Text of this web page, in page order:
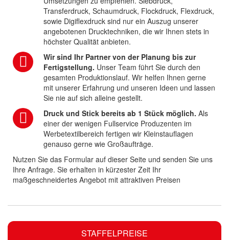
STAFFELPREISE
Transferdruck, Schaumdruck, Flockdruck, Flexdruck,
sowie Digiflexdruck sind nur ein Auszug unserer
angebotenen Drucktechniken, die wir Ihnen stets in
höchster Qualität anbieten.
Wir sind Ihr Partner von der Planung bis zur
Fertigstellung. Unser Team führt Sie durch den
gesamten Produktionslauf. Wir helfen Ihnen gerne
mit unserer Erfahrung und unseren Ideen und lassen
Sie nie auf sich alleine gestellt.
Druck und Stick bereits ab 1 Stück möglich. Als
einer der wenigen Fullservice Produzenten im
Werbetextilbereich fertigen wir Kleinstauflagen
genauso gerne wie Großaufträge.
Nutzen Sie das Formular auf dieser Seite und senden Sie uns
Ihre Anfrage. Sie erhalten in kürzester Zeit Ihr
maßgeschneidertes Angebot mit attraktiven Preisen